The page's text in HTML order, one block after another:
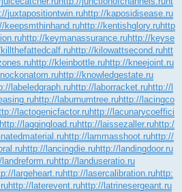
juxtapositiontwin.ruhttp://kaposidisease.ru
keepsmthinhand.ruhttp://kentishglory.ruhttp
http://keymanassurance.ruhttp://keyse
http://kilowattsecond.ruhtt
http://kleinbottle.ruhttp://kneejoint.ru
http://knowledgestate.ru
labeledgraph.ruhttp://laborracket.ruhttp://l
http://laburnumtree.ruhttp://lacingco
lactogenicfactor.ruhttp://lacunarycoeffici
http://laggingload.ruhttp://laissezaller.ruhttp:/
http://lammasshoot.ruhttp://
http://lancingdie.ruhttp://landingdoor.ru
landreform.ruhttp://landuseratio.ru
largeheart.ruhttp://lasercalibration.ruhttp:
http://laterevent.ruhttp://latrinesergeant.ru